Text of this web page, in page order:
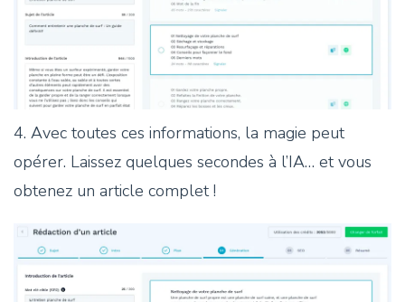
4. Avec toutes ces informations, la magie peut
opérer. Laissez quelques secondes à l’IA… et vous
obtenez un article complet !